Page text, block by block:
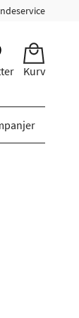
Kurv